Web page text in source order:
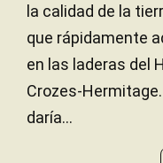
la calidad de la
que rápidamente
en las laderas del
Crozes-
daría...